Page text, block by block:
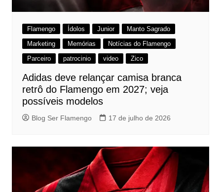
Flamengo Ídolos Junior
Manto Sagrado
Marketing
Memórias
Notícias do Flamengo
Parceiro
patrocinio video Zico
Adidas deve relançar camisa branca
retrô do Flamengo em 2027; veja
possíveis modelos
Blog Ser Flamengo 17 de julho de 2026